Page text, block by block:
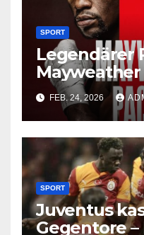
SPORT
Legendärer
vereinbaren
FEB. 24, 2026
SPORT
Juventus
Gegentore